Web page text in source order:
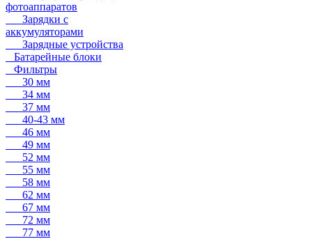
фотоаппаратов
Зарядки с
аккумуляторами
Зарядные устройства
Батарейные блоки
Фильтры
30 мм
34 мм
37 мм
40-43 мм
46 мм
49 мм
52 мм
55 мм
58 мм
62 мм
67 мм
72 мм
77 мм